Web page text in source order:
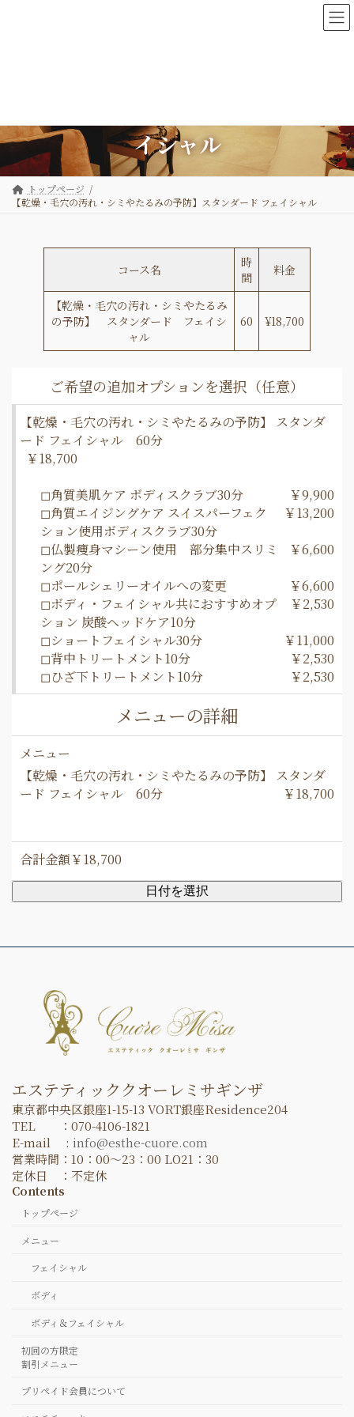
ッ移
イシャル
トップページ
【乾燥・毛穴の汚れ・シミやたるみの予防】スタンダード フェイシャル
コース名
時
間
料金
【乾燥・毛穴の汚れ・シミやたるみ
の予防】 スタンダード フェイシ
ャル
60 ¥18,700
【乾燥・毛穴の汚れ・シミやたるみの予防】 スタンダ
ード フェイシャル 60分
￥18,700
◻︎角質美肌ケア ボディスクラブ30分
￥9,900
◻︎角質エイジングケア スイスパーフェク
ション使用ボディスクラブ30分
￥13,200
◻︎仏製痩身マシーン使用 部分集中スリミ
ング20分
￥6,600
◻︎ポールシェリーオイルへの変更
￥6,600
◻︎ボディ・フェイシャル共におすすめオプ
ション 炭酸ヘッドケア10分
￥2,530
◻︎ショートフェイシャル30分
￥11,000
◻︎背中トリートメント10分
￥2,530
◻︎ひざ下トリートメント10分
￥2,530
メニューの詳細
メニュー
【乾燥・毛穴の汚れ・シミやたるみの予防】 スタンダ
ード フェイシャル 60分
￥18,700
合計金額￥18,700
日付を選択
エステティッククオーレミサギンザ
東京都中央区銀座1-15-13 VORT銀座Residence204
TEL ：070-4106-1821
E-mail : info@esthe-cuore.com
営業時間：10：00～23：00 LO21：30
定休日 ：不定休
Contents
トップページ
メニュー
フェイシャル
ボディ
ボディ＆フェイシャル
初回の方限定
割引メニュー
プリペイド会員について